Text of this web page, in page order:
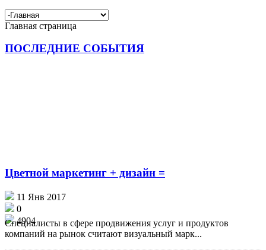
Главная страница
ПОСЛЕДНИЕ СОБЫТИЯ
Цветной маркетинг + дизайн =
11 Янв 2017
0
4904
Специалисты в сфере продвижения услуг и продуктов
компаний на рынок считают визуальный марк...